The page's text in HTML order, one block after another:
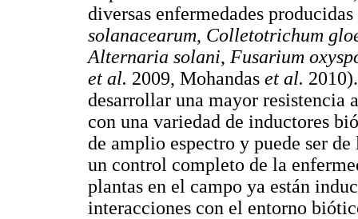
diversas enfermedades
solanacearum, Colletotrichum
Alternaria solani, Fusarium
et al. 2009, Mohandas et al.
desarrollar una mayor resistencia
con una variedad de inductores
de amplio espectro y puede ser
un control completo de la
plantas en el campo ya están
interacciones con el entorno